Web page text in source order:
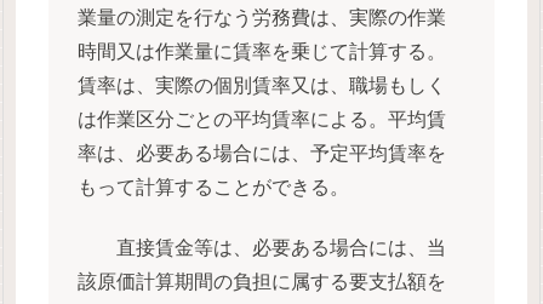
業量の測定を行なう労務費は、実際の作業
時間又は作業量に賃率を乗じて計算する。
賃率は、実際の個別賃率又は、職場もしく
は作業区分ごとの平均賃率による。平均賃
率は、必要ある場合には、予定平均賃率を
もって計算することができる。
直接賃金等は、必要ある場合には、当
該原価計算期間の負担に属する要支払額を